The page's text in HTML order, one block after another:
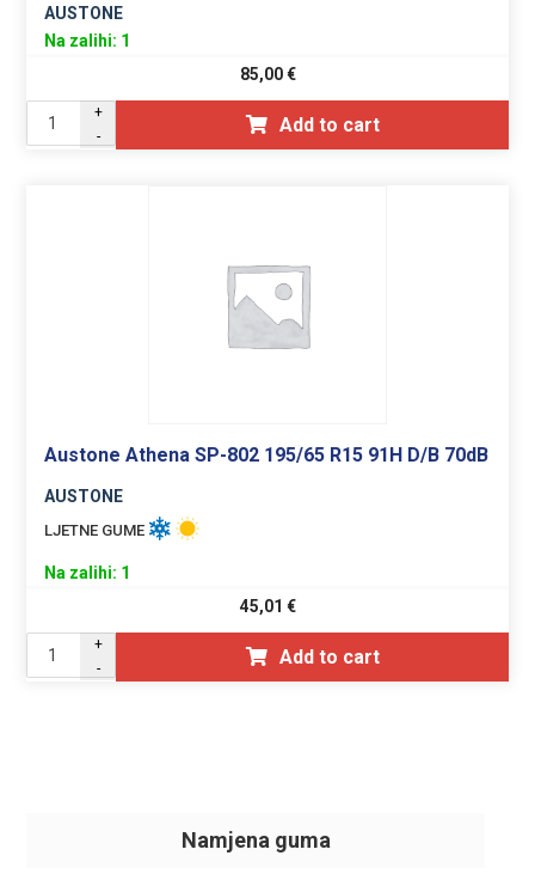
AUSTONE
Na zalihi: 1
85,00€
+
-
Add to cart
Austone Athena SP-802 195/65 R15 91H D/B 70dB
AUSTONE
LJETNE GUME
Na zalihi: 1
45,01 €
+
-
Add to cart
Namjena guma